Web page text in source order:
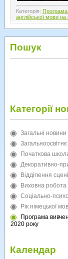
Категорія: Програма
англійської мови
Пошук
Категорії
Загальні новини
Початкова
Декоративно-
Відділення
Виховна робота
Соціально-
Рік німецької
Програма
2020 року
Календар